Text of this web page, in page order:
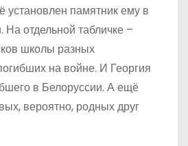
установлен памятник ему в
На отдельной табличке –
школы разных
на войне. И Георгия
в Белоруссии. А ещё
вероятно, родных друг